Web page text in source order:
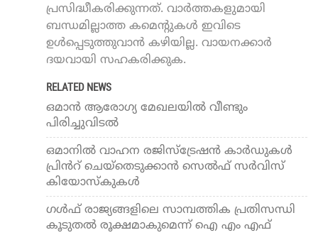
പ്രസിദ്ധീകരിക്കുന്നത്. വാർത്തകളുമായി
ബന്ധമില്ലാത്ത കമെന്റുകൾ ഇവിടെ
ഉൾപ്പെടുത്തുവാൻ കഴിയില്ല. വായനക്കാർ
ദയവായി സഹകരിക്കുക.
RELATED NEWS
ഒമാന്‍ ആരോഗ്യ മേഖലയിൽ വീണ്ടും
പിരിച്ചുവിടൽ
ഒമാനിൽ വാ​ഹ​ന ര​ജി​സ്​​ട്രേ​ഷ​ൻ കാ​ർ​ഡു​ക​ൾ
പ്രി​ൻ​റ്​ ചെ​യ്​​തെ​ടു​ക്കാൻ സെ​ൽ​ഫ്​ സ​ർ​വി​സ്​
കിയോസ്കുകൾ
ഗൾഫ് രാജ്യങ്ങളിലെ സാമ്പത്തിക പ്രതിസന്ധി
കൂടുതൽ രൂക്ഷമാകുമെന്ന് ഐ എം എഫ്